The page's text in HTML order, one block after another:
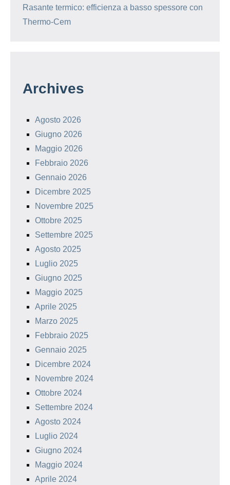
Rasante termico: efficienza a basso spessore con
Thermo-Cem
Archives
Agosto 2026
Giugno 2026
Maggio 2026
Febbraio 2026
Gennaio 2026
Dicembre 2025
Novembre 2025
Ottobre 2025
Settembre 2025
Agosto 2025
Luglio 2025
Giugno 2025
Maggio 2025
Aprile 2025
Marzo 2025
Febbraio 2025
Gennaio 2025
Dicembre 2024
Novembre 2024
Ottobre 2024
Settembre 2024
Agosto 2024
Luglio 2024
Giugno 2024
Maggio 2024
Aprile 2024